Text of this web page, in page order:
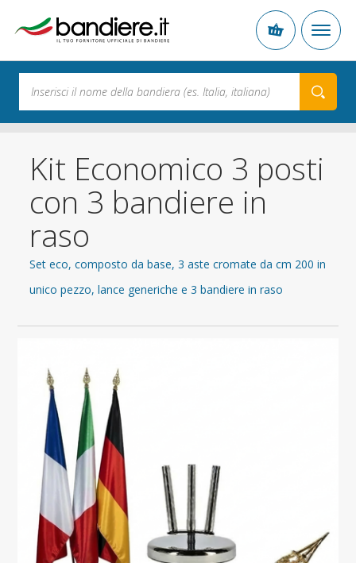
Kit Economico 3 posti
con 3 bandiere in
raso
Set eco, composto da base, 3 aste cromate da cm 200 in
unico pezzo, lance generiche e 3 bandiere in raso